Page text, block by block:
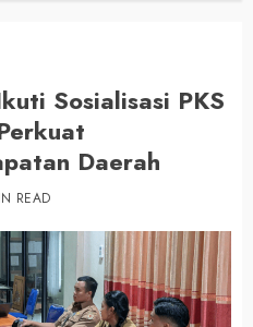
Sosialisasi PKS
Daerah
READ